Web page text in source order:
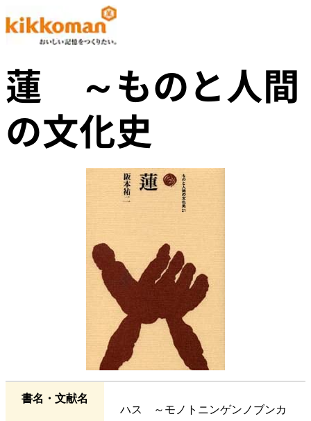
蓮 ～ものと人間
の文化史
書名・文献名
ハス ～モノトニンゲンノブンカ